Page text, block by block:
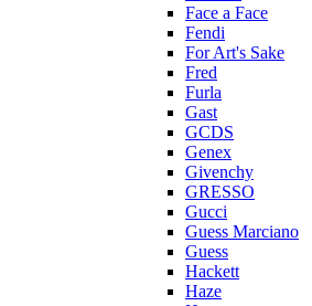
Face a Face
Fendi
For Art's Sake
Fred
Furla
Gast
GCDS
Genex
Givenchy
GRESSO
Gucci
Guess Marciano
Guess
Hackett
Haze